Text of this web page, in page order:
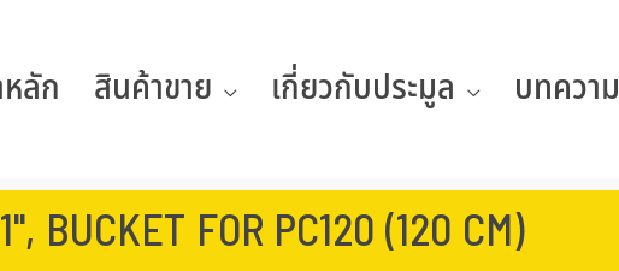
ลัก สินค้าขาย เกี่ยวกับประมูล บทความ
BUCKET FOR PC120 (120 CM)